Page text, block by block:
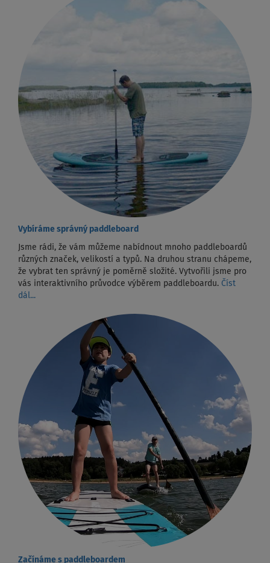
Vybíráme správný paddleboard
Jsme rádi, že vám můžeme nabídnout mnoho paddleboardů
různých značek, velikostí a typů. Na druhou stranu chápeme,
že vybrat ten správný je poměrně složité. Vytvořili jsme pro
vás interaktivního průvodce výběrem paddleboardu. Číst
dál...
Začínáme s paddleboardem